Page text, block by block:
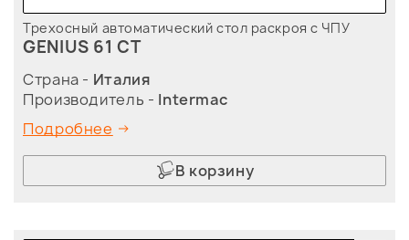
Трехосный автоматический стол раскроя с ЧПУ
GENIUS 61 CT
Страна - Италия
Производитель - Intermac
Подробнее
В корзину